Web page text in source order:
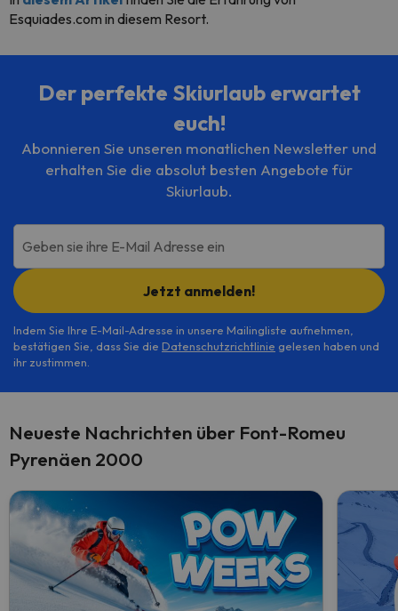
Esquiades.com in diesem Resort.
Der perfekte Skiurlaub erwartet
euch!
Abonnieren Sie unseren monatlichen Newsletter und
erhalten Sie die absolut besten Angebote für
Skiurlaub.
Geben sie ihre E-Mail Adresse ein
Jetzt anmelden!
Indem Sie Ihre E-Mail-Adresse in unsere Mailingliste aufnehmen,
bestätigen Sie, dass Sie die Datenschutzrichtlinie gelesen haben und
ihr zustimmen.
Neueste Nachrichten über Font-Romeu
Pyrenäen 2000